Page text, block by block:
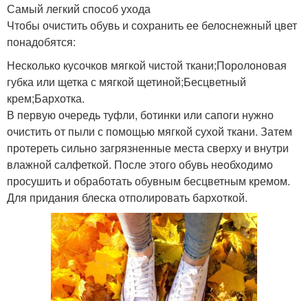
Самый легкий способ ухода
Чтобы очистить обувь и сохранить ее белоснежный цвет
понадобятся:
Несколько кусочков мягкой чистой ткани;Поролоновая
губка или щетка с мягкой щетиной;Бесцветный
крем;Бархотка.
В первую очередь туфли, ботинки или сапоги нужно
очистить от пыли с помощью мягкой сухой ткани. Затем
протереть сильно загрязненные места сверху и внутри
влажной салфеткой. После этого обувь необходимо
просушить и обработать обувным бесцветным кремом.
Для придания блеска отполировать бархоткой.